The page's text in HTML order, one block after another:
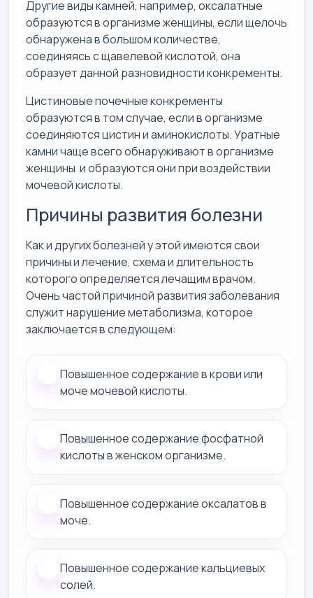
Другие виды камней, например, оксалатные
образуются в организме женщины, если щелочь
обнаружена в большом количестве,
соединяясь с щавелевой кислотой, она
образует данной разновидности конкременты.
Цистиновые почечные конкременты
образуются в том случае, если в организме
соединяются цистин и аминокислоты. Уратные
камни чаще всего обнаруживают в организме
женщины и образуются они при воздействии
мочевой кислоты.
Причины развития болезни
Как и других болезней у этой имеются свои
причины и лечение, схема и длительность
которого определяется лечащим врачом.
Очень частой причиной развития заболевания
служит нарушение метаболизма, которое
заключается в следующем:
Повышенное содержание в крови или
моче мочевой кислоты.
Повышенное содержание фосфатной
кислоты в женском организме.
Повышенное содержание оксалатов в
моче.
Повышенное содержание кальциевых
солей.